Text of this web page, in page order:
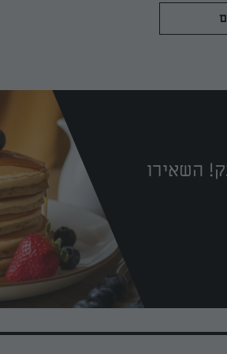
לבן, מקשטים בכוסברה טרייה ונהנים ממנה
השאירו